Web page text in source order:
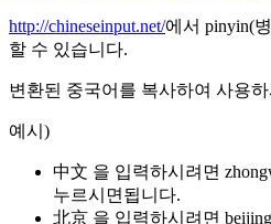
http://chineseinput.net/에서 pinyin(
할 수 있습니다.
변환된 중국어를 복사하여 사용
예시)
中文 을 입력하시려면
누르시면됩니다.
北京 을 입력하시려면 beijing